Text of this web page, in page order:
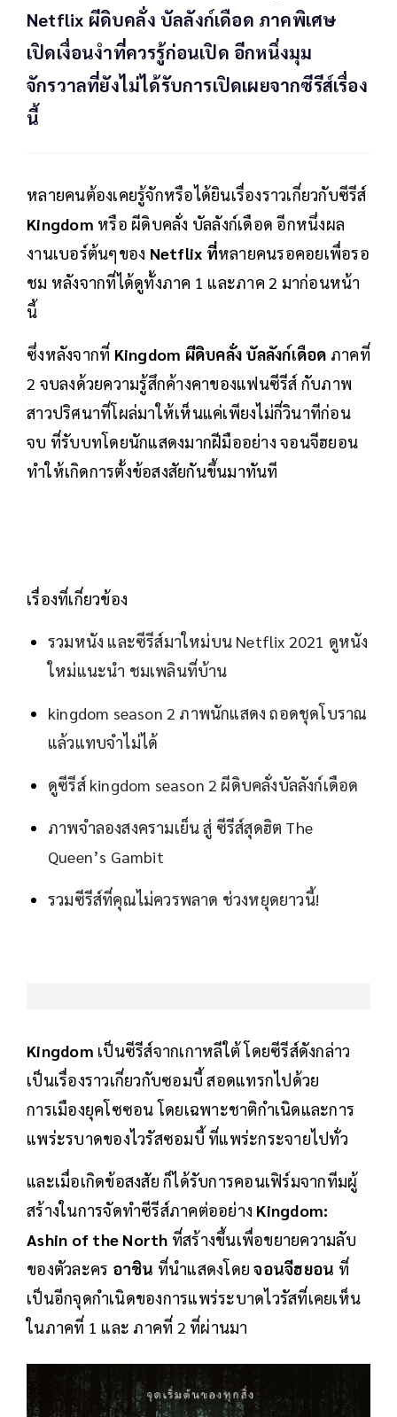
Netflix ผีดิบคลั่ง บัลลังก์เดือด ภาคพิเศษ
เปิดเงื่อนงำที่ควรรู้ก่อนเปิด อีกหนึ่งมุม
จักรวาลที่ยังไม่ได้รับการเปิดเผยจากซีรีส์เรื่อง
นี้
หลายคนต้องเคยรู้จักหรือได้ยินเรื่องราวเกี่ยวกับซีรีส์
Kingdom หรือ ผีดิบคลั่ง บัลลังก์เดือด อีกหนึ่งผล
งานเบอร์ต้นๆของ Netflix ที่หลายคนรอคอยเพื่อรอ
ชม หลังจากที่ได้ดูทั้งภาค 1 และภาค 2 มาก่อนหน้า
นี้
ซึ่งหลังจากที่ Kingdom ผีดิบคลั่ง บัลลังก์เดือด ภาคที่
2 จบลงด้วยความรู้สึกค้างคาของแฟนซีรีส์ กับภาพ
สาวปริศนาที่โผล่มาให้เห็นแค่เพียงไม่กี่วินาทีก่อน
จบ ที่รับบทโดยนักแสดงมากฝีมืออย่าง จอนจีฮยอน
ทำให้เกิดการตั้งข้อสงสัยกันขึ้นมาทันที
เรื่องที่เกี่ยวข้อง
รวมหนัง และซีรีส์มาใหม่บน Netflix 2021 ดูหนัง
ใหม่แนะนำ ชมเพลินที่บ้าน
kingdom season 2 ภาพนักแสดง ถอดชุดโบราณ
แล้วแทบจำไม่ได้
ดูซีรีส์ kingdom season 2 ผีดิบคลั่งบัลลังก์เดือด
ภาพจำลองสงครามเย็น สู่ ซีรีส์สุดฮิต The
Queen’s Gambit
รวมซีรีส์ที่คุณไม่ควรพลาด ช่วงหยุดยาวนี้!
Kingdom เป็นซีรีส์จากเกาหลีใต้ โดยซีรีส์ดังกล่าว
เป็นเรื่องราวเกี่ยวกับซอมบี้ สอดแทรกไปด้วย
การเมืองยุคโซซอน โดยเฉพาะชาติกำเนิดและการ
แพร่ะรบาดของไวรัสซอมบี้ ที่แพร่ะกระจายไปทั่ว
และเมื่อเกิดข้อสงสัย ก็ได้รับการคอนเฟิร์มจากทีมผู้
สร้างในการจัดทำซีรีส์ภาคต่ออย่าง Kingdom:
Ashin of the North ที่สร้างขึ้นเพื่อขยายความลับ
ของตัวละคร อาชิน ที่นำแสดงโดยจอนจีฮยอน ที่
เป็นอีกจุดกำเนิดของการแพร่ระบาดไวรัสที่เคยเห็น
ในภาคที่ 1 และ ภาคที่ 2 ที่ผ่านมา